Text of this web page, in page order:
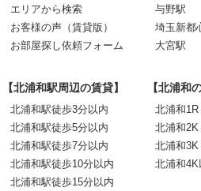
エリアから検索
お客様の声（賃貸版）
お部屋探し依頼フォーム
与野駅
埼玉新都
大宮駅
【北浦和駅周辺の賃貸】
北浦和駅徒歩3分以内
北浦和駅徒歩5分以内
北浦和駅徒歩7分以内
北浦和駅徒歩10分以内
北浦和駅徒歩15分以内
【北浦和
北浦和
北浦和
北浦和
北浦和